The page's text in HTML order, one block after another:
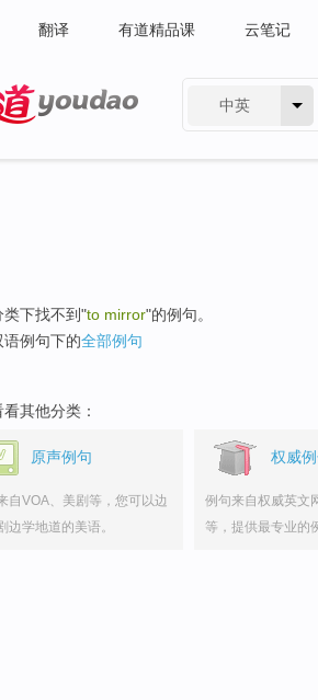
翻译 有道精品课 云笔记
中英
类下找不到"to mirror"的例句。
语例句下的全部例句
其他分类：
原声例句
自VOA、美剧等，您可以边
边学地道的美语。
权威
例句来自权威英文
等，提供最专业的